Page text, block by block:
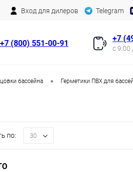
Вход для дилеров Telegram
+7 (800) 551-00-91
+7
с 9:00
бассейна • Герметики ПВХ для
по: 30